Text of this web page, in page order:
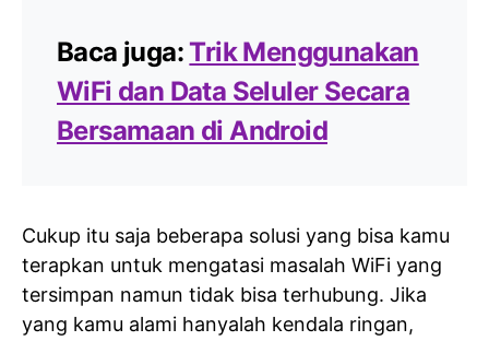
Baca juga:Trik Menggunakan
WiFi dan Data Seluler Secara
Bersamaan di Android
Cukup itu saja beberapa solusi yang bisa kamu
terapkan untuk mengatasi masalah WiFi yang
tersimpan namun tidak bisa terhubung. Jika
yang kamu alami hanyalah kendala ringan,